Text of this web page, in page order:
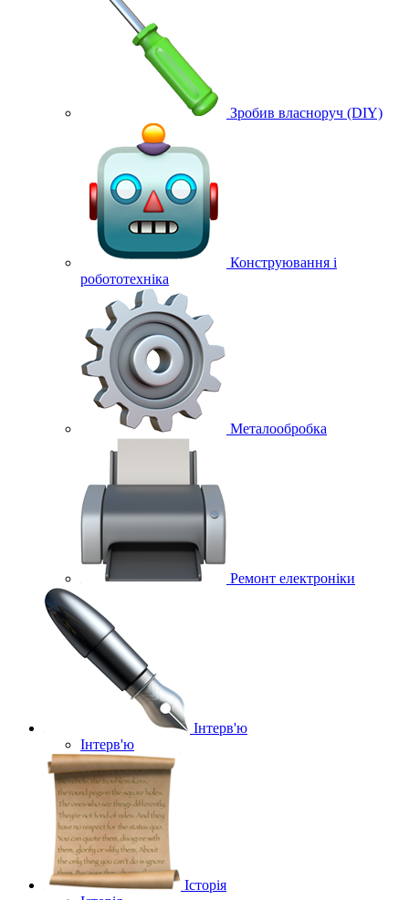
Зробив власноруч (DIY)
Конструювання і
робототехніка
Металообробка
Ремонт електроніки
Інтерв'ю
Інтерв'ю
Історія